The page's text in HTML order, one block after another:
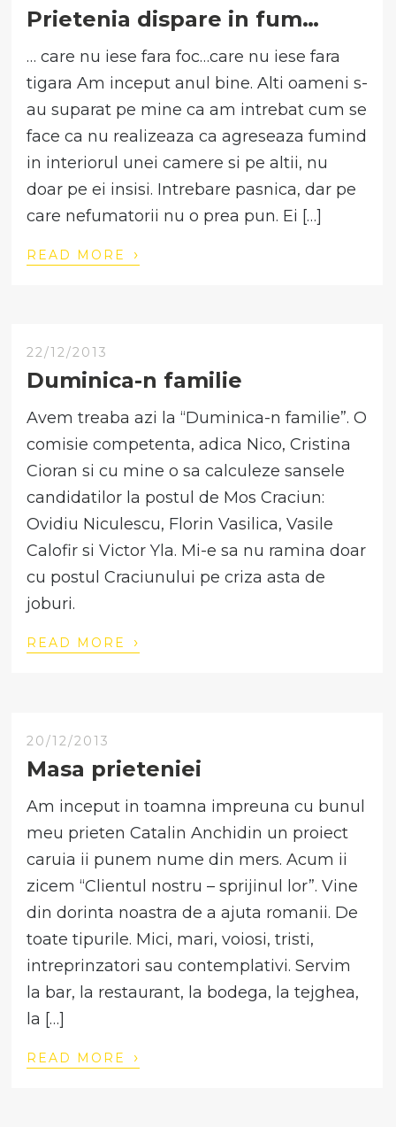
Prietenia dispare in fum…
… care nu iese fara foc…care nu iese fara
tigara Am inceput anul bine. Alti oameni s-
au suparat pe mine ca am intrebat cum se
face ca nu realizeaza ca agreseaza fumind
in interiorul unei camere si pe altii, nu
doar pe ei insisi. Intrebare pasnica, dar pe
care nefumatorii nu o prea pun. Ei […]
READ MORE ›
22/12/2013
Duminica-n familie
Avem treaba azi la “Duminica-n familie”. O
comisie competenta, adica Nico, Cristina
Cioran si cu mine o sa calculeze sansele
candidatilor la postul de Mos Craciun:
Ovidiu Niculescu, Florin Vasilica, Vasile
Calofir si Victor Yla. Mi-e sa nu ramina doar
cu postul Craciunului pe criza asta de
joburi.
READ MORE ›
20/12/2013
Masa prieteniei
Am inceput in toamna impreuna cu bunul
meu prieten Catalin Anchidin un proiect
caruia ii punem nume din mers. Acum ii
zicem “Clientul nostru – sprijinul lor”. Vine
din dorinta noastra de a ajuta romanii. De
toate tipurile. Mici, mari, voiosi, tristi,
intreprinzatori sau contemplativi. Servim
la bar, la restaurant, la bodega, la tejghea,
la […]
READ MORE ›